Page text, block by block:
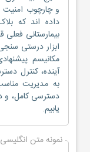
و چارچوب
داده اند که
بیمارستانی فعلی
مکانیسم
به مدیریت
دسترسی کامل،
یابیم.
نمونه متن انگلیسی